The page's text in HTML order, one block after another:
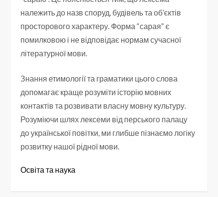
належить до назв споруд, будівель та об’єктів
просторового характеру. Форма “сарая” є
помилковою і не відповідає нормам сучасної
літературної мови.
Знання етимології та граматики цього слова
допомагає краще розуміти історію мовних
контактів та розвивати власну мовну культуру.
Розуміючи шлях лексеми від перського палацу
до української повітки, ми глибше пізнаємо логіку
розвитку нашої рідної мови.
Освіта та наука